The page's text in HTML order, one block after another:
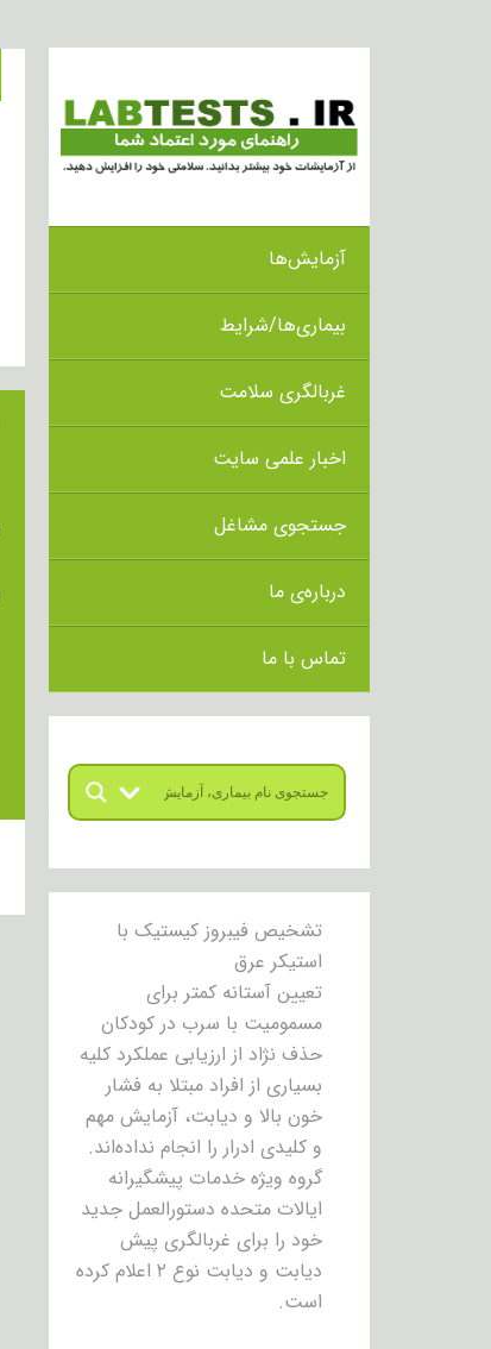
آزمایش‌ها
بیماری‌ها/شرایط
غربالگری سلامت
اخبار علمی سایت
جستجوی مشاغل
درباره‌ی ما
تماس با ما
تشخیص فیبروز کیستیک با
استیکر عرق
تعیین آستانه کمتر برای
مسمومیت با سرب در کودکان
حذف نژاد از ارزیابی عملکرد کلیه
بسیاری از افراد مبتلا به فشار
خون بالا و دیابت، آزمایش مهم
و کلیدی ادرار را انجام نداده‌اند.
گروه ویژه خدمات پیشگیرانه
ایالات متحده دستورالعمل جدید
خود را برای غربالگری پیش
دیابت و دیابت نوع ۲ اعلام کرده
است.